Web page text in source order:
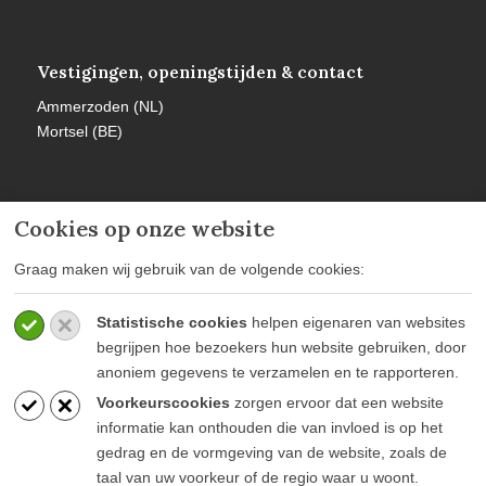
Cookies op onze website
Graag maken wij gebruik van de volgende cookies:
Statistische cookies helpen eigenaren van websites
begrijpen hoe bezoekers hun website gebruiken, door
anoniem gegevens te verzamelen en te rapporteren.
Voorkeurscookies zorgen ervoor dat een website
informatie kan onthouden die van invloed is op het
gedrag en de vormgeving van de website, zoals de
taal van uw voorkeur of de regio waar u woont.
Vestigingen, openingstijden & contact
Ammerzoden (NL)
Mortsel (BE)
Meer informatie
Privacy policy
Algemene voorwaarden
Veelgestelde vragen
Blijf op de hoogte